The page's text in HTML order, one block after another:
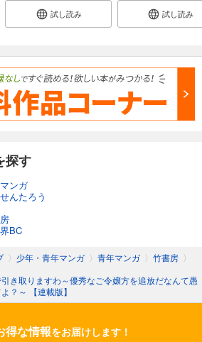
試し読み 試し読み
探す
ンガ
んたろう
BC
〉 少年・青年マンガ 〉 青年マンガ 〉 竹書房 〉
き取りますわ～優秀なご令嬢方を追放だなんて愚
？～ 【連載版】
得な情報をお届けします！